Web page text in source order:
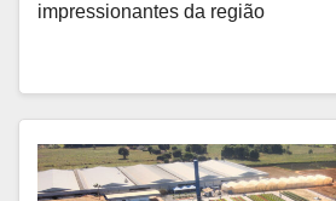
impressionantes da região